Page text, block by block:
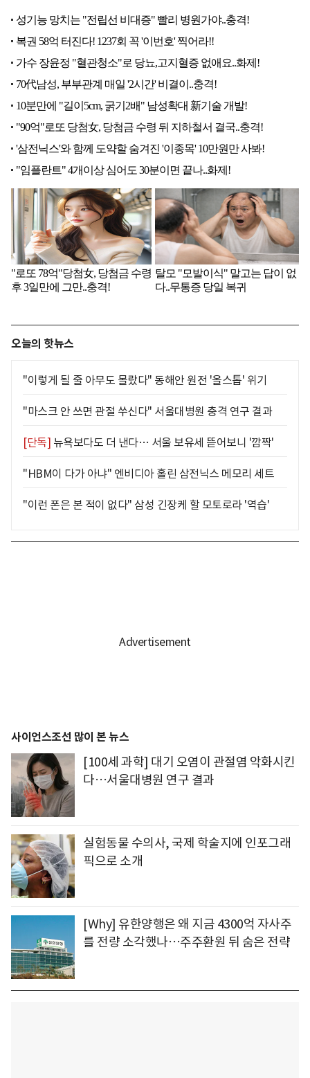
오늘의 핫뉴스
"이렇게 될 줄 아무도 몰랐다" 동해안 원전 '올스톱' 위기
"마스크 안 쓰면 관절 쑤신다" 서울대병원 충격 연구 결과
[단독] 뉴욕보다도 더 낸다… 서울 보유세 뜯어보니 '깜짝'
"HBM이 다가 아냐" 엔비디아 홀린 삼전닉스 메모리 세트
"이런 폰은 본 적이 없다" 삼성 긴장케 할 모토로라 '역습'
사이언스조선 많이 본 뉴스
[100세 과학] 대기 오염이 관절염 악화시킨
다…서울대병원 연구 결과
실험동물 수의사, 국제 학술지에 인포그래
픽으로 소개
[Why] 유한양행은 왜 지금 4300억 자사주
를 전량 소각했나…주주환원 뒤 숨은 전략